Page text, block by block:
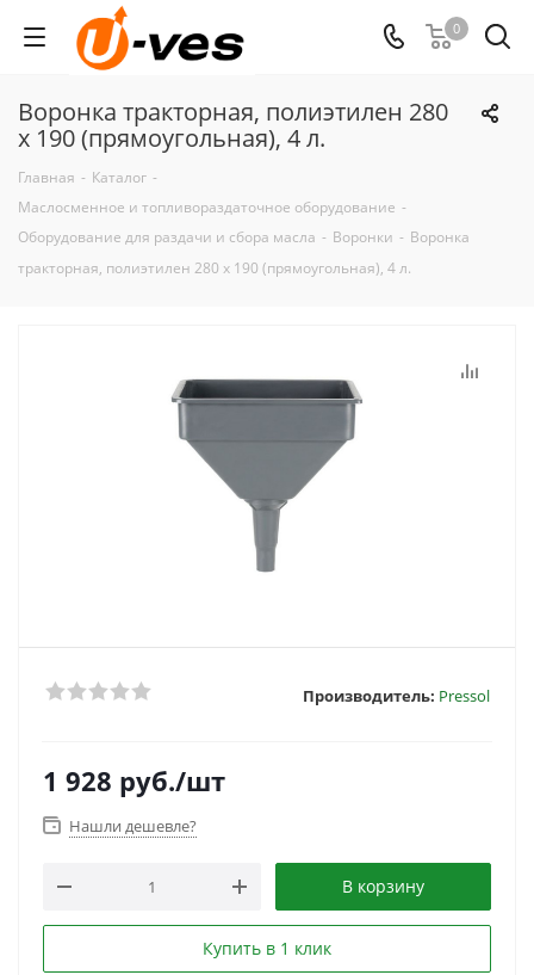
0
Воронка тракторная, полиэтилен 280
x 190 (прямоугольная), 4 л.
Главная - Каталог -
Маслосменное и топливораздаточное оборудование -
Оборудование для раздачи и сбора масла - Воронки - Воронка
тракторная, полиэтилен 280 x 190 (прямоугольная), 4 л.
Производитель: Pressol
1 928 руб./шт
Нашли дешевле?
В корзину
Купить в 1 клик